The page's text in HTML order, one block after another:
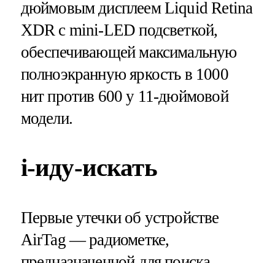
дюймовым дисплеем Liquid Retina
XDR с mini-LED подсветкой,
обеспечивающей максимальную
полноэкранную яркость в 1000
нит против 600 у 11-дюймовой
модели.
i-иду-искать
Первые утечки об устройстве
AirTag — радиометке,